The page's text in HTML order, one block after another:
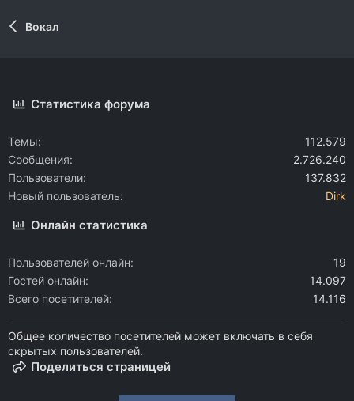
Вокал
Статистика форума
Темы
112.579
Сообщения
2.726.240
Пользователи
137.832
Новый пользователь
Dirk
Онлайн статистика
Пользователей онлайн
19
Гостей онлайн
14.097
Всего посетителей
14.116
Общее количество посетителей может включать в себя
скрытых пользователей.
Поделиться страницей